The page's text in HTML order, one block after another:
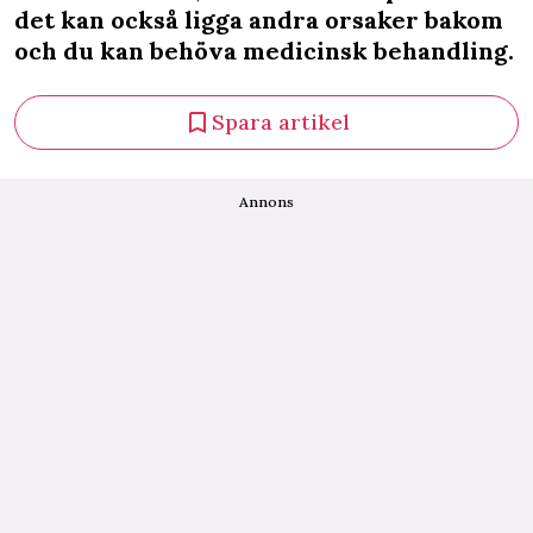
det kan också ligga andra orsaker bakom
och du kan behöva medicinsk behandling.
Spara artikel
Annons